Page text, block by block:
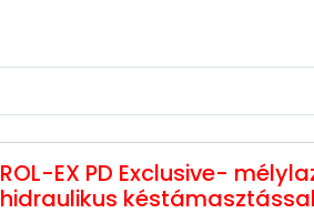
ROL-EX PD Exclusive-
hidraulikus késtámasztással